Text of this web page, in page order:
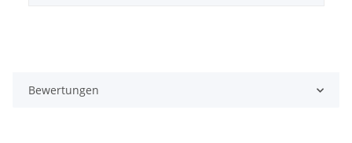
Bewertungen